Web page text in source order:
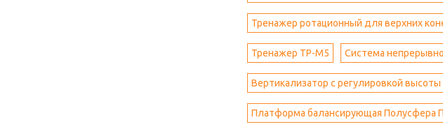
Тренажер ротационный для верхних
Тренажер ТР-М5 Система
Вертикализатор с регулировкой
Платформа балансирующая Полусфера